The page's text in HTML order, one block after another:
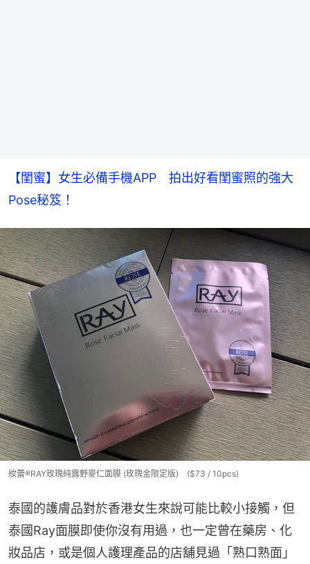
【閨蜜】女生必備手機APP　拍出好看閨蜜照的強大
Pose秘笈！
妝蕾®RAY玫瑰純露野麥仁面膜 (玫瑰金限定版) ($73 / 10pcs)
泰國的護膚品對於香港女生來說可能比較小接觸，但
泰國Ray面膜即使你沒有用過，也一定曾在藥房、化
妝品店，或是個人護理產品的店舖見過「熟口熟面」